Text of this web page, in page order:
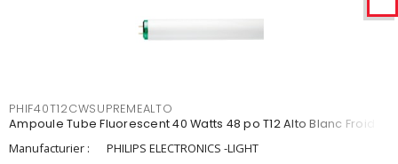
PHIF40T12CWSUPREMEALTO
Ampoule Tube Fluorescent 40 Watts 48 po T12 Alto Blanc Froid
Manufacturier :
PHILIPS ELECTRONICS -LIGHT